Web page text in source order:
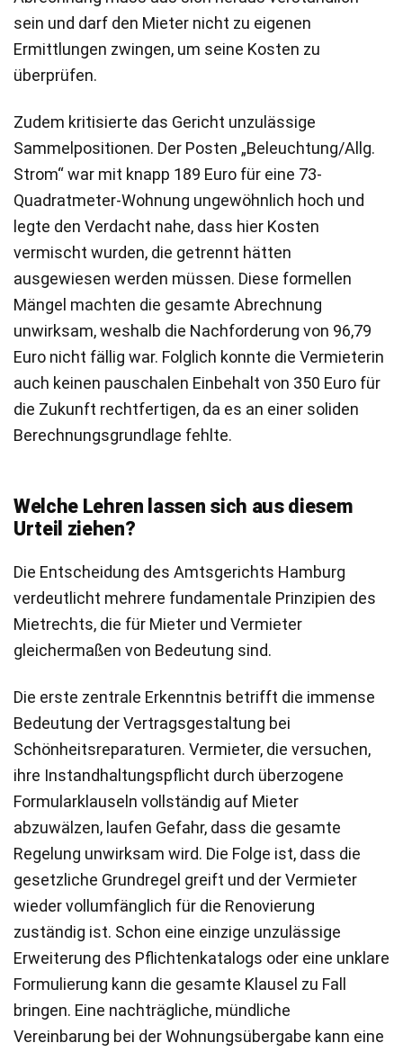
sein und darf den Mieter nicht zu eigenen
Ermittlungen zwingen, um seine Kosten zu
überprüfen.
Zudem kritisierte das Gericht unzulässige
Sammelpositionen. Der Posten „Beleuchtung/Allg.
Strom“ war mit knapp 189 Euro für eine 73-
Quadratmeter-Wohnung ungewöhnlich hoch und
legte den Verdacht nahe, dass hier Kosten
vermischt wurden, die getrennt hätten
ausgewiesen werden müssen. Diese formellen
Mängel machten die gesamte Abrechnung
unwirksam, weshalb die Nachforderung von 96,79
Euro nicht fällig war. Folglich konnte die Vermieterin
auch keinen pauschalen Einbehalt von 350 Euro für
die Zukunft rechtfertigen, da es an einer soliden
Berechnungsgrundlage fehlte.
Welche Lehren lassen sich aus diesem
Urteil ziehen?
Die Entscheidung des Amtsgerichts Hamburg
verdeutlicht mehrere fundamentale Prinzipien des
Mietrechts, die für Mieter und Vermieter
gleichermaßen von Bedeutung sind.
Die erste zentrale Erkenntnis betrifft die immense
Bedeutung der Vertragsgestaltung bei
Schönheitsreparaturen. Vermieter, die versuchen,
ihre Instandhaltungspflicht durch überzogene
Formularklauseln vollständig auf Mieter
abzuwälzen, laufen Gefahr, dass die gesamte
Regelung unwirksam wird. Die Folge ist, dass die
gesetzliche Grundregel greift und der Vermieter
wieder vollumfänglich für die Renovierung
zuständig ist. Schon eine einzige unzulässige
Erweiterung des Pflichtenkatalogs oder eine unklare
Formulierung kann die gesamte Klausel zu Fall
bringen. Eine nachträgliche, mündliche
Vereinbarung bei der Wohnungsübergabe kann eine